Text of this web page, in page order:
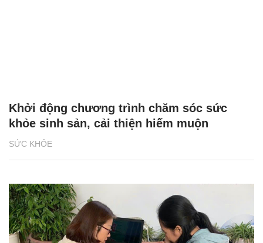
SỨC KHỎE
Khởi động chương trình chăm sóc sức
khỏe sinh sản, cải thiện hiếm muộn